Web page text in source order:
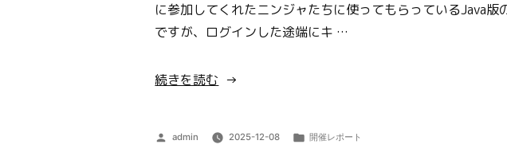
に参加してくれたニンジャたちに使ってもらっているJava版
ですが、ログインした途端にキ …
“第
開
続きを読む
投
admin 2025-12-08
カ
開催レポート